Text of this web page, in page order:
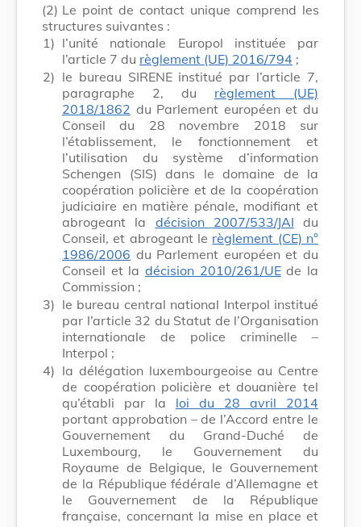
(2) Le point de contact unique comprend les
structures suivantes :
1) l’unité nationale Europol instituée par
l’article 7 du règlement (UE) 2016/794 ;
2) le bureau SIRENE institué par l’article 7,
paragraphe 2, du règlement (UE)
2018/1862 du Parlement européen et du
Conseil du 28 novembre 2018 sur
l’établissement, le fonctionnement et
l’utilisation du système d’information
Schengen (SIS) dans le domaine de la
coopération policière et de la coopération
judiciaire en matière pénale, modifiant et
abrogeant la décision 2007/533/JAI du
Conseil, et abrogeant le règlement (CE) n°
1986/2006 du Parlement européen et du
Conseil et la décision 2010/261/UEde la
Commission ;
3) le bureau central national Interpol institué
par l’article 32 du Statut de l’Organisation
internationale de police criminelle –
Interpol ;
4) la délégation luxembourgeoise au Centre
de coopération policière et douanière tel
qu’établi par la loi du 28 avril 2014
portant approbation – de l’Accord entre le
Gouvernement du Grand-Duché de
Luxembourg, le Gouvernement du
Royaume de Belgique, le Gouvernement
de la République fédérale d’Allemagne et
le Gouvernement de la République
française, concernant la mise en place et